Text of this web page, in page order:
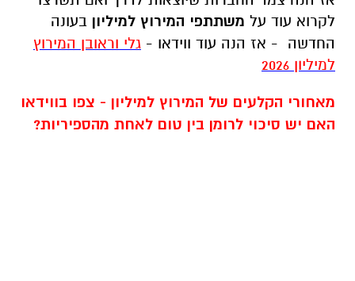
לקרוא עוד על משתתפי המירוץ למיליון בעונה
החדשה - אז הנה עוד ווידאו - גלי וראובן המירוץ
למיליון 2026
מאחורי הקלעים של המירוץ למיליון - צפו בווידאו
האם יש סיכוי לרומן בין טום לאחת מהספיריות?